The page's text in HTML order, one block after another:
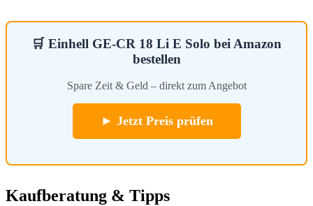
🛒 Einhell GE-CR 18 Li E Solo bei Amazon
bestellen
Spare Zeit & Geld – direkt zum Angebot
► Jetzt Preis prüfen
Kaufberatung & Tipps